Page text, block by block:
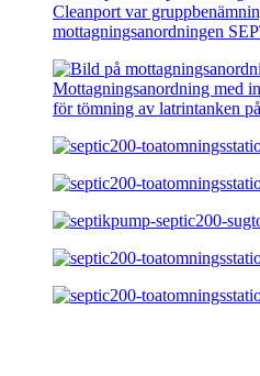
Cleanport var
mottagningsanordningen
Mottagningsanordning med
för tömning av latrintanken